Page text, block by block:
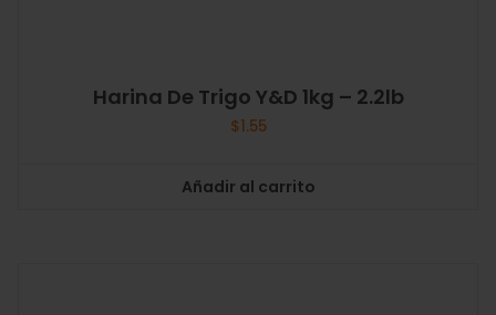
Harina De Trigo Y&D 1kg – 2.2lb
$1.55
Añadir al carrito